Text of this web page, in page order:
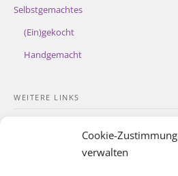
Cookie-Zustimmung
verwalten
Selbstgemachtes
(Ein)gekocht
Handgemacht
WEITERE LINKS